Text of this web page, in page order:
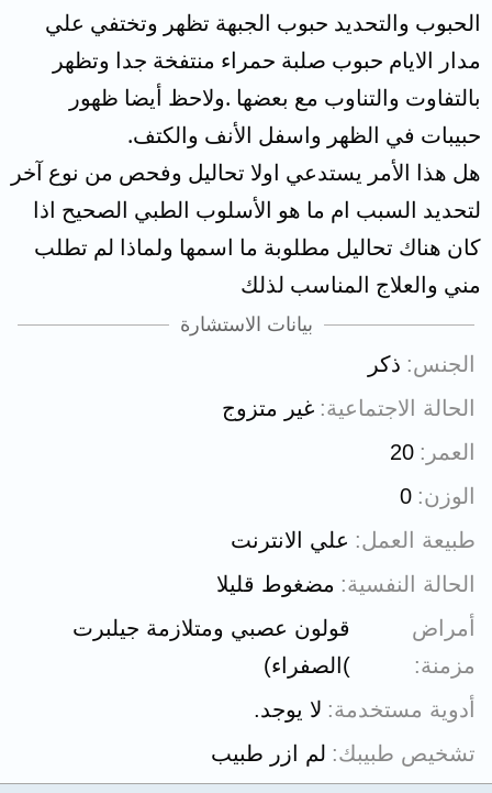
الحبوب والتحديد حبوب الجبهة تظهر وتختفي علي
مدار الايام حبوب صلبة حمراء منتفخة جدا وتظهر
بالتفاوت والتناوب مع بعضها .ولاحظ أيضا ظهور
حبيبات في الظهر واسفل الأنف والكتف.
هل هذا الأمر يستدعي اولا تحاليل وفحص من نوع آخر
لتحديد السبب ام ما هو الأسلوب الطبي الصحيح اذا
كان هناك تحاليل مطلوبة ما اسمها ولماذا لم تطلب
مني والعلاج المناسب لذلك
بيانات الاستشارة
الجنس ذكر
الحالة الاجتماعية غير متزوج
العمر
20
الوزن 0
طبيعة العمل
علي الانترنت
الحالة النفسية
مضغوط قليلا
أمراض
مزمنة
قولون عصبي ومتلازمة جيلبرت
)الصفراء)
أدوية مستخدمة لا يوجد.
تشخيص طبيبك لم ازر طبيب